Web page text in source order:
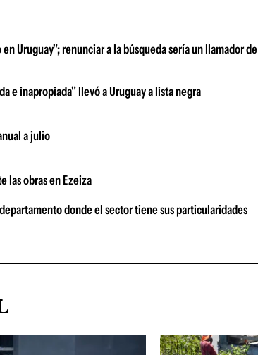
Uruguay"; renunciar a la búsqueda sería un llamador de
e inapropiada" llevó a Uruguay a lista negra
a julio
las obras en Ezeiza
donde el sector tiene sus particularidades